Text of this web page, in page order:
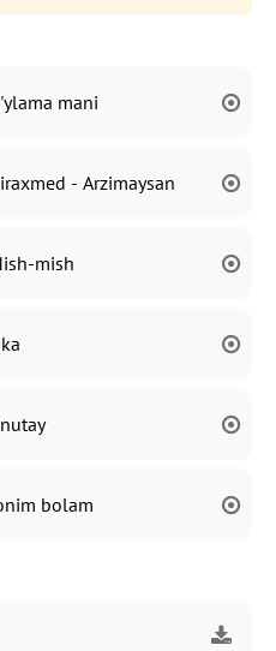
mani
- Arzimaysan
mish
bolam